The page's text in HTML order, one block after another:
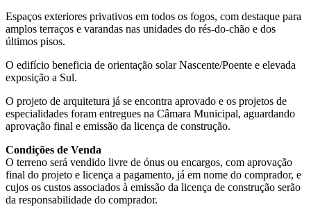
Espaços exteriores privativos em todos os fogos, com destaque para
amplos terraços e varandas nas unidades do rés-do-chão e dos
últimos pisos.
O edifício beneficia de orientação solar Nascente/Poente e elevada
exposição a Sul.
O projeto de arquitetura já se encontra aprovado e os projetos de
especialidades foram entregues na Câmara Municipal, aguardando
aprovação final e emissão da licença de construção.
Condições de Venda
O terreno será vendido livre de ónus ou encargos, com aprovação
final do projeto e licença a pagamento, já em nome do comprador, e
cujos os custos associados à emissão da licença de construção serão
da responsabilidade do comprador.